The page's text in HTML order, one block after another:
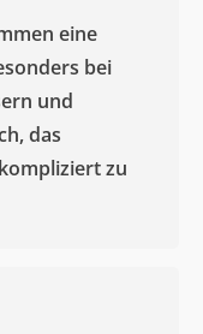
eine
bei
und
das
zu